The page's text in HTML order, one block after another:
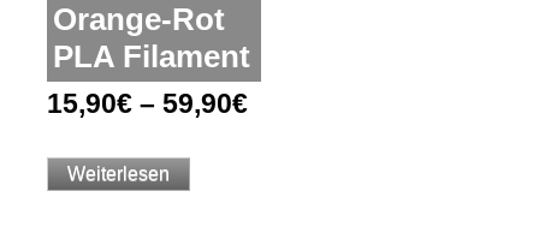
Orange-Rot
PLA Filament
15,90€ – 59,90€
Weiterlesen